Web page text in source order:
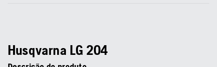
Husqvarna LG 204